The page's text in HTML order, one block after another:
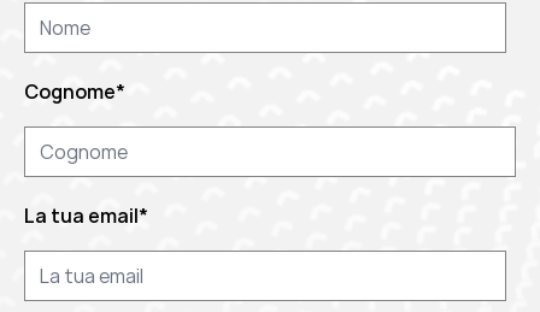
Cognome*
La tua email*